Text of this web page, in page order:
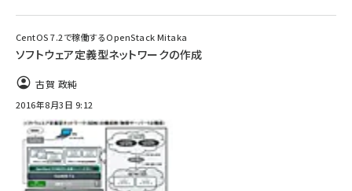
CentOS 7.2で稼働するOpenStack Mitaka
ソフトウェア定義型ネットワークの作成
古賀 政純
2016年8月3日 9:12